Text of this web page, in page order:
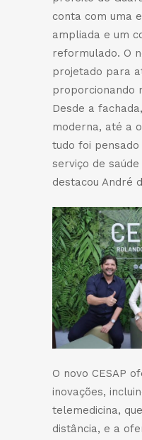
conta com uma
ampliada e um
reformulado. O
projetado para
proporcionando
Desde a
moderna, até a
tudo foi
serviço de saúde
destacou André
O novo CESAP
inovações,
telemedicina,
distância, e a